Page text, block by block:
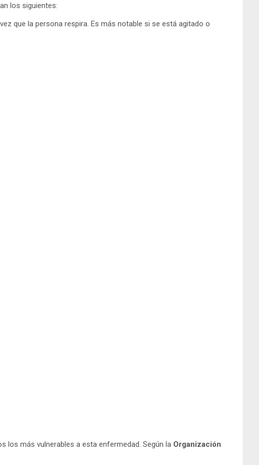
los siguientes:
que la persona respira. Es más notable si se está agitado o
los más vulnerables a esta enfermedad. Según la Organización